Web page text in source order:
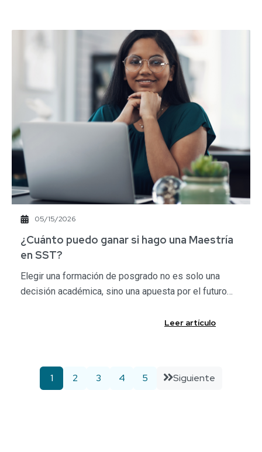
05/15/2026
¿Cuánto puedo ganar si hago una Maestría
en SST?
Elegir una formación de posgrado no es solo una
decisión académica, sino una apuesta por el futuro…
Leer artículo
1 2 3 4 5 Siguiente